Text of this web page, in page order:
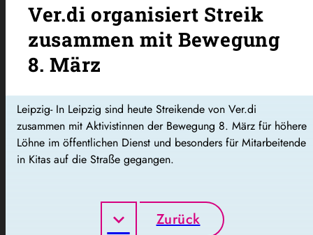
Ver.di organisiert Streik
zusammen mit Bewegung
8. März
Leipzig- In Leipzig sind heute Streikende von Ver.di
zusammen mit Aktivistinnen der Bewegung 8. März für höhere
Löhne im öffentlichen Dienst und besonders für Mitarbeitende
in Kitas auf die Straße gegangen.
Zurück